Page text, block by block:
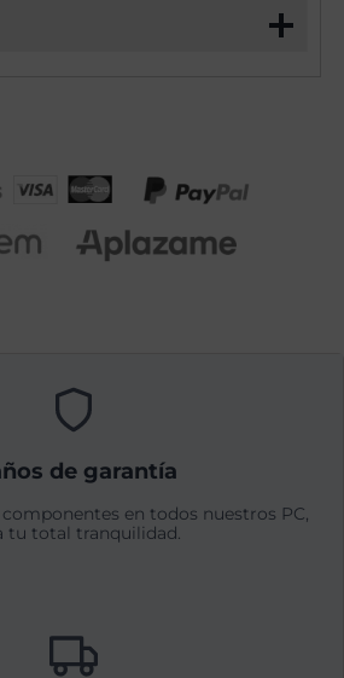
de garantía
en todos nuestros PC,
tu total tranquilidad.